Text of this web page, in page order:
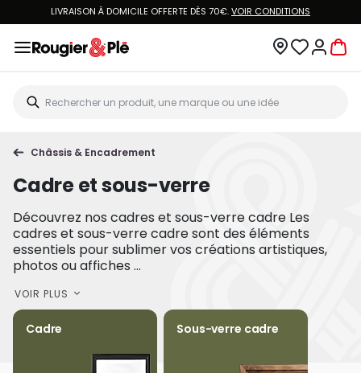
LIVRAISON À DOMICILE OFFERTE DÈS 70€.VOIR CONDITIONS
Châssis & Encadrement
Cadre et sous-verre
Découvrez nos cadres et sous-verre cadre Les
cadres et sous-verre cadre sont des éléments
essentiels pour sublimer vos créations artistiques,
photos ou affiches ...
VOIR PLUS
Cadre Sous-verre cadre